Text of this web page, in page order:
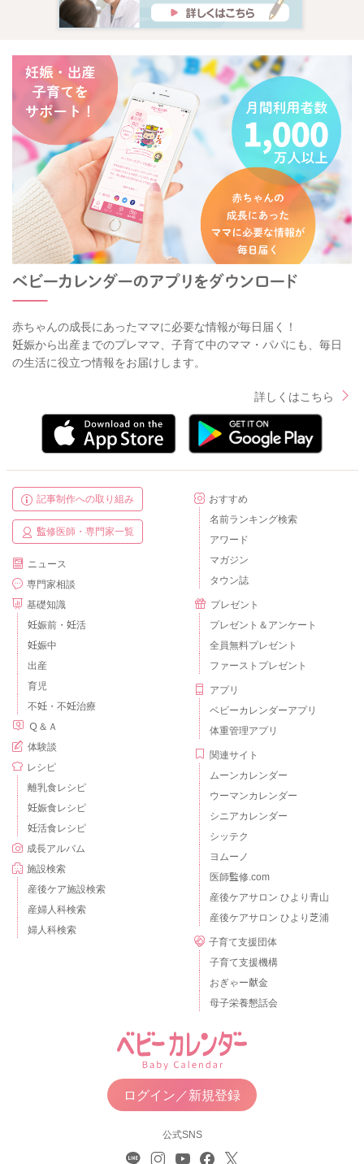
赤ちゃんの成長にあったママに必要な情報が毎日届く！
妊娠から出産までのプレママ、子育て中のママ・パパにも、毎日
の生活に役立つ情報をお届けします。
詳しくはこちら
記事制作への取り組み
監修医師・専門家一覧
ニュース
専門家相談
基礎知識
妊娠前・妊活
妊娠中
出産
育児
不妊・不妊治療
Ｑ＆Ａ
体験談
レシピ
離乳食レシピ
妊娠食レシピ
妊活食レシピ
成長アルバム
施設検索
産後ケア施設検索
産婦人科検索
婦人科検索
おすすめ
名前ランキング検索
アワード
マガジン
タウン誌
プレゼント
プレゼント＆アンケート
全員無料プレゼント
ファーストプレゼント
アプリ
ベビーカレンダーアプリ
体重管理アプリ
関連サイト
ムーンカレンダー
ウーマンカレンダー
シニアカレンダー
シッテク
ヨムーノ
医師監修.com
産後ケアサロン ひより青山
産後ケアサロン ひより芝浦
子育て支援団体
子育て支援機構
おぎゃー献金
母子栄養懇話会
ログイン／新規登録
公式SNS